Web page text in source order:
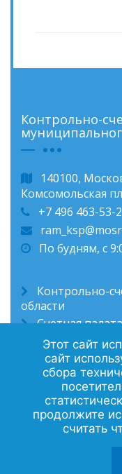
Контрольно-
140100,
Комсомольская
+7 496 463-53-
По будням, с
Контрольно-
области
Счетная
округа
Политика
Контакты
Этот сайт
сайт
сбора
продолжите
считать